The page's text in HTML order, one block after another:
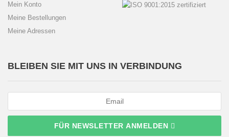
Mein Konto
Meine Bestellungen
Meine Adressen
BLEIBEN SIE MIT UNS IN VERBINDUNG
FÜR NEWSLETTER ANMELDEN